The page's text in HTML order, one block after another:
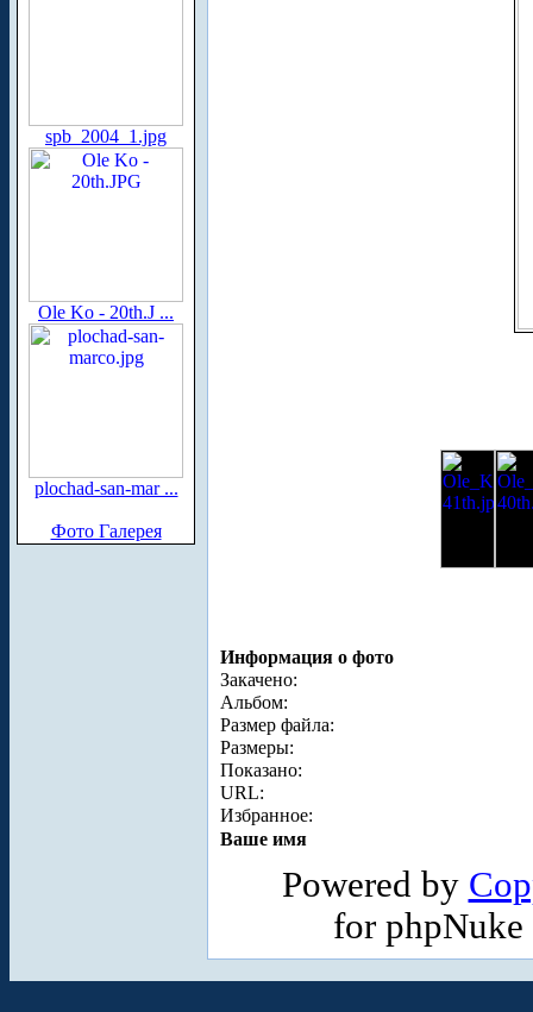
spb_2004_1.jpg
Ole Ko - 20th.J ...
plochad-san-mar ...
Фото Галерея
Информация о фото
Закачено:
Альбом:
Размер файла:
Размеры:
Показано:
URL:
Избранное:
Ваше имя
Powered by
for